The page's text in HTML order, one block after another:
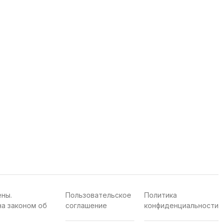
законом об
Пользовательское
соглашение
Политика
конфиденциальности